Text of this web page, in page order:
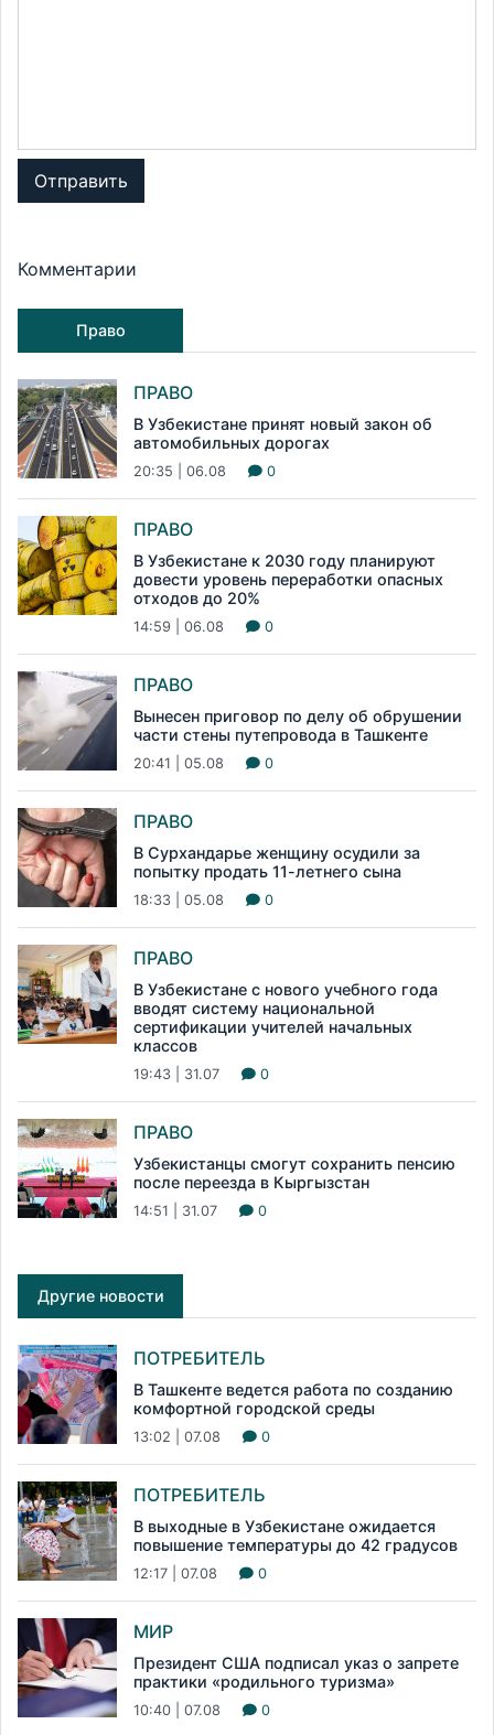
Отправить
Комментарии
Право
ПРАВО
В Узбекистане принят новый закон об
автомобильных дорогах
20:35 | 06.08 0
ПРАВО
В Узбекистане к 2030 году планируют
довести уровень переработки опасных
отходов до 20%
14:59 | 06.08 0
ПРАВО
Вынесен приговор по делу об обрушении
части стены путепровода в Ташкенте
20:41 | 05.08 0
ПРАВО
В Сурхандарье женщину осудили за
попытку продать 11-летнего сына
18:33 | 05.08 0
ПРАВО
В Узбекистане с нового учебного года
вводят систему национальной
сертификации учителей начальных
классов
19:43 | 31.07 0
ПРАВО
Узбекистанцы смогут сохранить пенсию
после переезда в Кыргызстан
14:51 | 31.07 0
Другие новости
ПОТРЕБИТЕЛЬ
В Ташкенте ведется работа по созданию
комфортной городской среды
13:02 | 07.08 0
ПОТРЕБИТЕЛЬ
В выходные в Узбекистане ожидается
повышение температуры до 42 градусов
12:17 | 07.08 0
МИР
Президент США подписал указ о запрете
практики «родильного туризма»
10:40 | 07.08 0